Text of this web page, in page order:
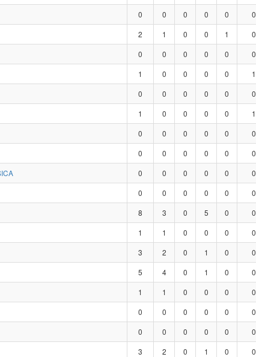
0 0 0 0 0 0
2 1 0 0 1 0
0 0 0 0 0 0
1 0 0 0 0 1
0 0 0 0 0 0
1 0 0 0 0 1
0 0 0 0 0 0
0 0 0 0 0 0
0 0 0 0 0 0
0 0 0 0 0 0
8 3 0 5 0 0
1 1 0 0 0 0
3 2 0 1 0 0
5 4 0 1 0 0
1 1 0 0 0 0
0 0 0 0 0 0
0 0 0 0 0 0
3 2 0 1 0 0